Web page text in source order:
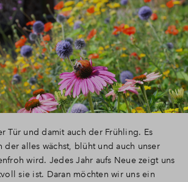
Tür und damit auch der Frühling. Es
alles wächst, blüht und auch unser
wird. Jedes Jahr aufs Neue zeigt uns
sie ist. Daran möchten wir uns ein